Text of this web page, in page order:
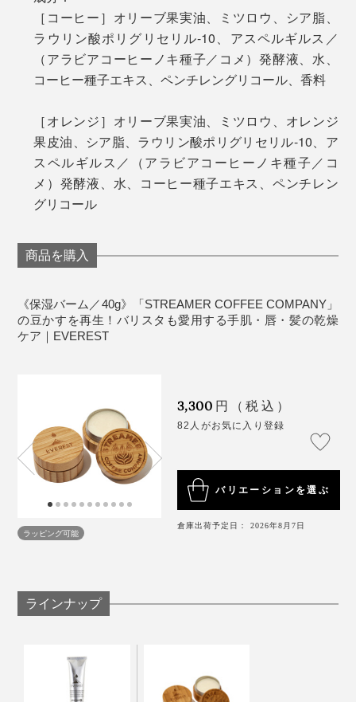
コーヒーの豆かすに米麹を混ぜて発酵させることで、
100％液状に。飲むことも、お菓子の原料として食べる
こともできるコーヒー発酵液に生まれ変わるのです。
さらに、ザラザラとした微粉が残らないよう、なめらか
なテクスチャーへと改良を重ね、肌なじみのよさを追
求。
日本初となる、コーヒー豆かすからアップサイクルした
コスメの誕生が実現したのです。
もちろんその原料には、「STREAMER COFFEE
COMPANY SHIBUYA」の店舗で捨てられるはずだった
発酵させたことで、コーヒー本来の成分よりも保湿力を
向上させながら、べたつかず、とろけるようなテクスチ
おすすめです。
ほっとひと息つきたい時は「コーヒー」、リフレッシュ
したい時は「オレンジ」と、気分で使い分けたくなる心
湿や、リップバームとしても優秀。
感、ツヤ感を出ししたい時に最適です。
史さん。つい飲み過ぎちゃう時は、このバームやハンド
ているんだとか。
まさに、“手肌にコーヒーブレイク”ですね。
［コーヒー］オリーブ果実油、ミツロウ、シア脂、
ラウリン酸ポリグリセリル-10、アスペルギルス／
（アラビアコーヒーノキ種子／コメ）発酵液、水、
コーヒー種子エキス、ペンチレングリコール、香料
［オレンジ］オリーブ果実油、ミツロウ、オレンジ
果皮油、シア脂、ラウリン酸ポリグリセリル-10、ア
スペルギルス／（アラビアコーヒーノキ種子／コ
メ）発酵液、水、コーヒー種子エキス、ペンチレン
グリコール
商品を購入
《保湿バーム／40g》「STREAMER COFFEE COMPANY」
の豆かすを再生！バリスタも愛用する手肌・唇・髪の乾燥
ケア｜EVEREST
ラッピング可能
3,300 円（税込）
82人がお気に入り登録
バリエーションを選ぶ
倉庫出荷予定日： 2026年8月7日
ラインナップ